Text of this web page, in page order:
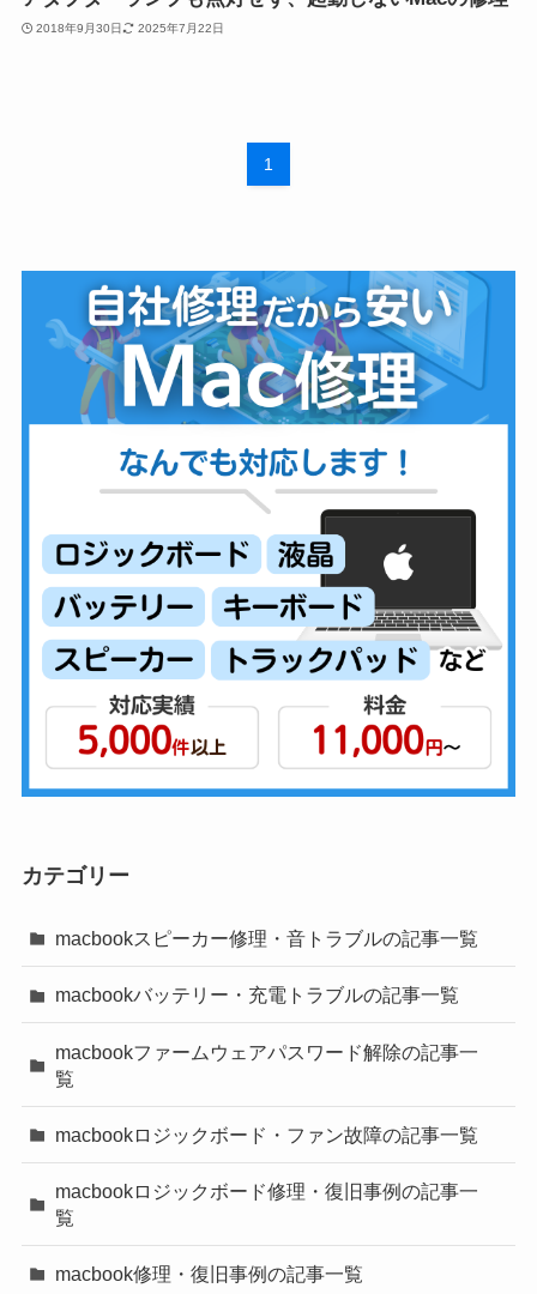
2018年9月30日 2025年7月22日
1
カテゴリー
macbookスピーカー修理・音トラブルの記事一覧
macbookバッテリー・充電トラブルの記事一覧
macbookファームウェアパスワード解除の記事一
覧
macbookロジックボード・ファン故障の記事一覧
macbookロジックボード修理・復旧事例の記事一
覧
macbook修理・復旧事例の記事一覧